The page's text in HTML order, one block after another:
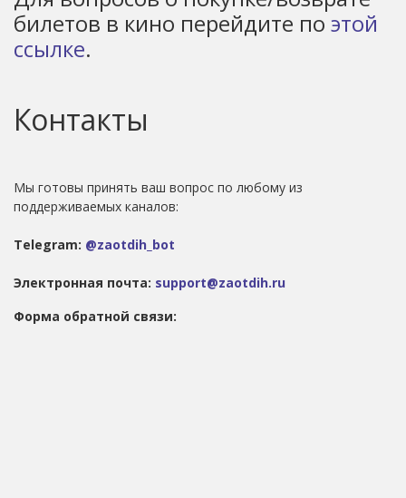
билетов в кино перейдите по этой
ссылке.
Контакты
Мы готовы принять ваш вопрос по любому из
поддерживаемых каналов:
Telegram: @zaotdih_bot
Электронная почта: support@zaotdih.ru
Форма обратной связи: